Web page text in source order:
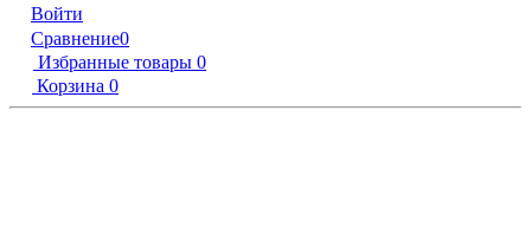
Войти
Сравнение0
Избранные товары 0
Корзина 0